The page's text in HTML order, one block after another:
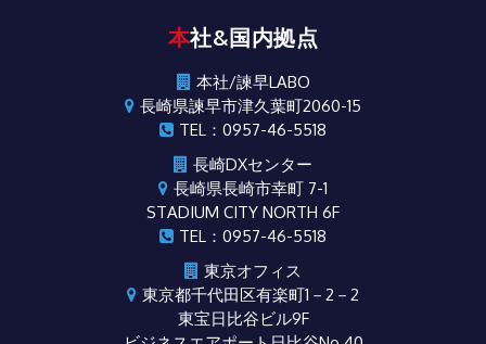
本社&国内拠点
本社/諫早LABO
長崎県諫早市津久葉町2060-15
TEL：0957-46-5518
長崎DXセンター
長崎県長崎市幸町 7-1
STADIUM CITY NORTH 6F
TEL：0957-46-5518
東京オフィス
東京都千代田区有楽町1－2－2
東宝日比谷ビル9F